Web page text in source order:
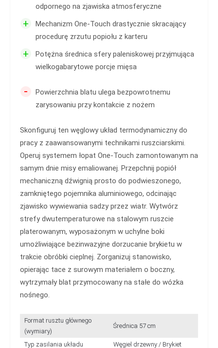
odpornego na zjawiska atmosferyczne
+
Mechanizm One-Touch drastycznie skracający
procedurę zrzutu popiołu z karteru
+
Potężna średnica sfery paleniskowej przyjmująca
wielkogabarytowe porcje mięsa
-
Powierzchnia blatu ulega bezpowrotnemu
zarysowaniu przy kontakcie z nożem
Skonfiguruj ten węglowy układ termodynamiczny do
pracy z zaawansowanymi technikami ruszciarskimi.
Operuj systemem łopat One-Touch zamontowanym na
samym dnie misy emaliowanej. Przepchnij popiół
mechaniczną dźwignią prosto do podwieszonego,
zamkniętego pojemnika aluminiowego, odcinając
zjawisko wywiewania sadzy przez wiatr. Wytwórz
strefy dwutemperaturowe na stalowym ruszcie
platerowanym, wyposażonym w uchylne boki
umożliwiające bezinwazyjne dorzucanie brykietu w
trakcie obróbki cieplnej. Zorganizuj stanowisko,
opierając tace z surowym materiałem o boczny,
wytrzymały blat przymocowany na stałe do wózka
nośnego.
Format rusztu głównego
(wymiary)
Średnica 57 cm
Typ zasilania układu
Węgiel drzewny / Brykiet